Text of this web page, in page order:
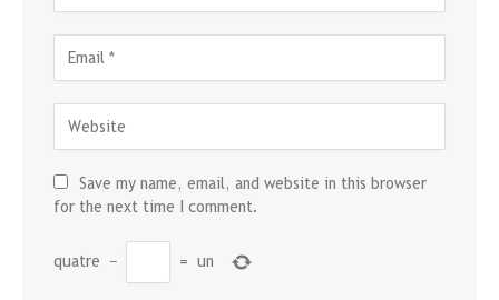
Save my name, email, and website in this browser
for the next time I comment.
quatre − = un